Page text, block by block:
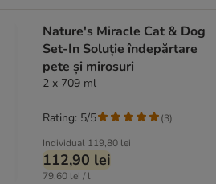
Nature's Miracle Cat & Dog
Set-In Soluție îndepărtare
pete și mirosuri
2 x 709 ml
Individual 119,80 lei
112,90 lei
79,60 lei / l
Rating: 5/5 (3)